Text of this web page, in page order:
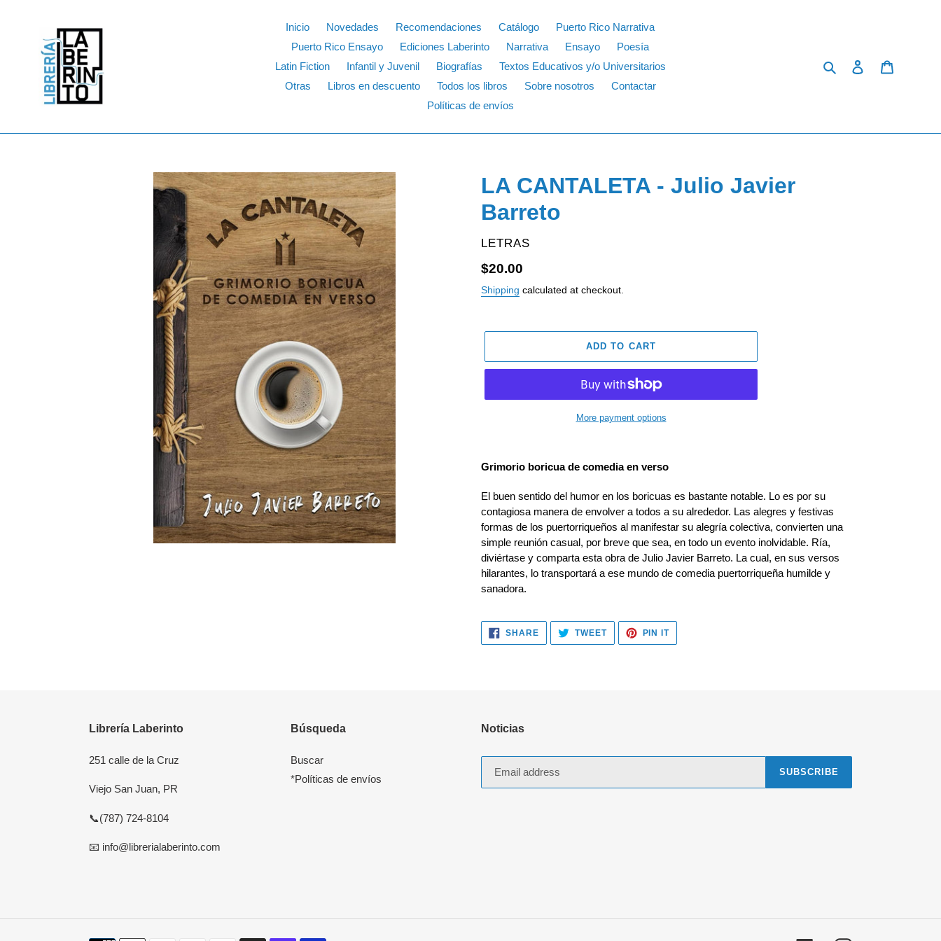
Inicio Novedades Recomendaciones Catálogo
Puerto Rico Narrativa
Puerto Rico Ensayo
Ediciones Laberinto Narrativa Ensayo
Poesía
Latin Fiction
Infantil y Juvenil Biografías
Textos Educativos y/o Universitarios
Otras
Libros en descuento Todos los libros Sobre nosotros
Contactar
Políticas de envíos
Search Log in
LA CANTALETA - Julio Javier
Barreto
VENDOR
LETRAS
Regular
price
$20.00
Shipping calculated at checkout.
ADD TO CART
More payment options
product
your
Grimorio boricua de comedia en verso
El buen sentido del humor en los boricuas es bastante notable. Lo es por su
contagiosa manera de envolver a todos a su alrededor. Las alegres y festivas
formas de los puertorriqueños al manifestar su alegría colectiva, convierten una
simple reunión casual, por breve que sea, en todo un evento inolvidable. Ría,
diviértase y comparta esta obra de Julio Javier Barreto. La cual, en sus versos
hilarantes, lo transportará a ese mundo de comedia puertorriqueña humilde y
sanadora.
SHARESHARE
ON
FACEBOOK
TWEETTWEET
TWITTER
PIN ITPIN
PINTEREST
Librería Laberinto
251 calle de la Cruz
Viejo San Juan, PR
📞(787) 724-8104
📧 info@librerialaberinto.com
Búsqueda
Buscar
*Políticas de envíos
Noticias
SUBSCRIBE